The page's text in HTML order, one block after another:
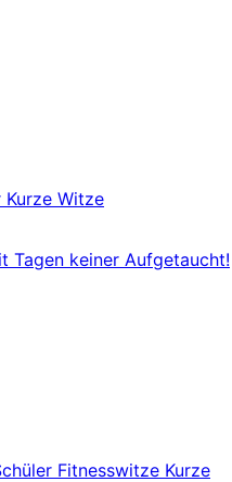
Kurze Witze
Tagen keiner Aufgetaucht!
Fitnesswitze Kurze